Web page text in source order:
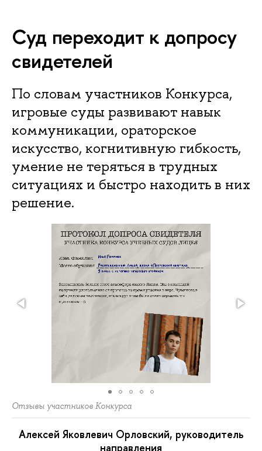
Суд переходит к допросу
свидетелей
По словам участников Конкурса,
игровые суды развивают навык
коммуникации, ораторское
искусство, когнитивную гибкость,
умение не теряться в трудных
ситуациях и быстро находить в них
решение.
Отзывы участников Конкурса
Алексей Яковлевич Орловский, руководитель
направления